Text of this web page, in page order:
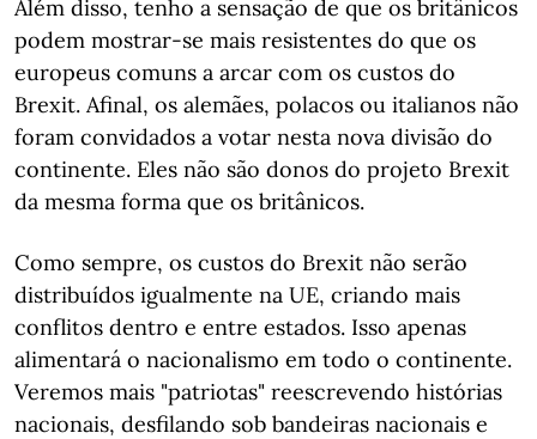
Além disso, tenho a sensação de que os britânicos
podem mostrar-se mais resistentes do que os
europeus comuns a arcar com os custos do
Brexit. Afinal, os alemães, polacos ou italianos não
foram convidados a votar nesta nova divisão do
continente. Eles não são donos do projeto Brexit
da mesma forma que os britânicos.
Como sempre, os custos do Brexit não serão
distribuídos igualmente na UE, criando mais
conflitos dentro e entre estados. Isso apenas
alimentará o nacionalismo em todo o continente.
Veremos mais "patriotas" reescrevendo histórias
nacionais, desfilando sob bandeiras nacionais e